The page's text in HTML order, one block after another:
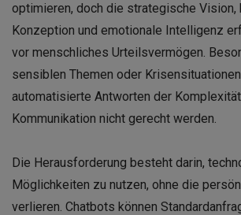
optimieren, doch die strategische Vision,
Konzeption und emotionale Intelligenz
vor menschliches Urteilsvermögen.
sensiblen Themen oder
automatisierte Antworten der
Kommunikation nicht gerecht werden.
Die Herausforderung besteht darin,
Möglichkeiten zu nutzen, ohne die
verlieren. Chatbots können